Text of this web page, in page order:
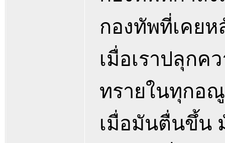
กองทัพที่เคย
เมื่อเราปลุกค
ทรายในทุกอ
เมื่อมันตื่นขึ้น